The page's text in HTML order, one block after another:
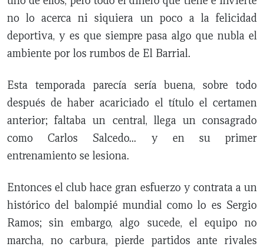
no lo acerca ni siquiera un poco a la felicidad
deportiva, y es que siempre pasa algo que nubla el
ambiente por los rumbos de El Barrial.
Esta temporada parecía sería buena, sobre todo
después de haber acariciado el título el certamen
anterior; faltaba un central, llega un consagrado
como Carlos Salcedo… y en su primer
entrenamiento se lesiona.
Entonces el club hace gran esfuerzo y contrata a un
histórico del balompié mundial como lo es Sergio
Ramos; sin embargo, algo sucede, el equipo no
marcha, no carbura, pierde partidos ante rivales